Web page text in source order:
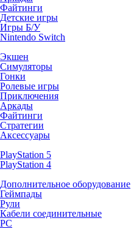
Файтинги
Детские игры
Игры Б/У
Nintendo Switch
Экшен
Симуляторы
Гонки
Ролевые игры
Приключения
Аркады
Файтинги
Стратегии
Аксессуары
PlayStation 5
PlayStation 4
Дополнительное оборудование
Геймпады
Рули
Кабели соединительные
PC